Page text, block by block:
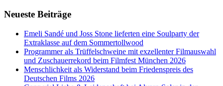
Neueste Beiträge
Emeli Sandé und Joss Stone lieferten eine Soulparty der
Extraklasse auf dem Sommertollwood
Programmer als Trüffelschweine mit exzellenter Filmauswahl
und Zuschauerrekord beim Filmfest München 2026
Menschlichkeit als Widerstand beim Friedenspreis des
Deutschen Films 2026